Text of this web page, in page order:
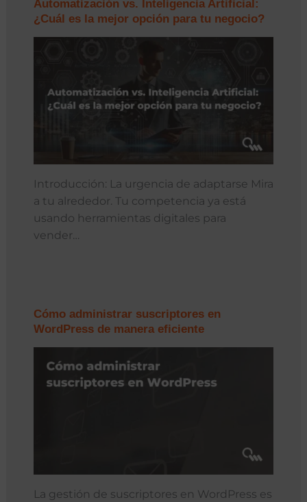
Automatización vs. Inteligencia Artificial:
¿Cuál es la mejor opción para tu negocio?
Introducción: La urgencia de adaptarse Mira
a tu alrededor. Tu competencia ya está
usando herramientas digitales para
vender…
Cómo administrar suscriptores en
WordPress de manera eficiente
La gestión de suscriptores en WordPress es